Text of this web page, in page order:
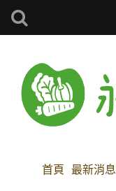
首頁 最新消息